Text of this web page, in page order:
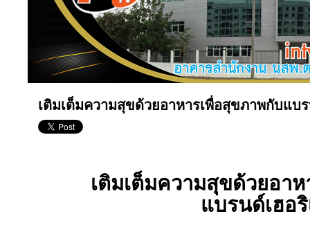
เติมเต็มความสุขด้วยอาหารเพื่อสุขภาพกับแบร
เติมเต็มความสุขด้วยอา
แบรนด์เฮอริ